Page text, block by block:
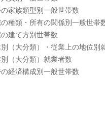
家族類型別一般世帯数
種類・所有の関係別一般世帯
建て方別世帯数
（大分類）・従業上の地位別
（大分類）就業者数
経済構成別一般世帯数